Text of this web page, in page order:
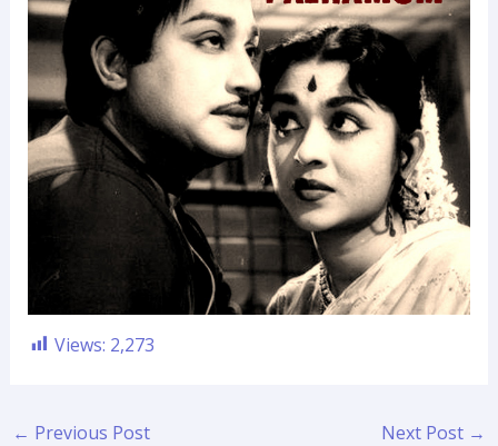
Views: 2,273
← Previous Post Next Post →